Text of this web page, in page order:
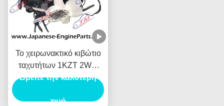
Το χειρωνακτικό κιβώτιο
ταχυτήτων 1KZT 2WD
χρησιμοποίησε τις
Toyota Hilux
Βρείτε την καλύτερη
τιμή